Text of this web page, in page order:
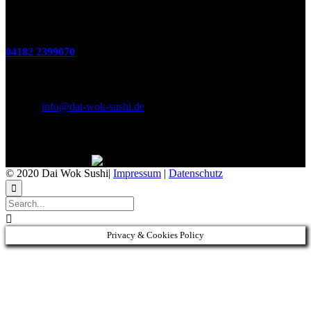
04182 2399070
info@dai-wok-sushi.de
© 2020 Dai Wok Sushi| Impressum | Datenschutz


Privacy & Cookies Policy